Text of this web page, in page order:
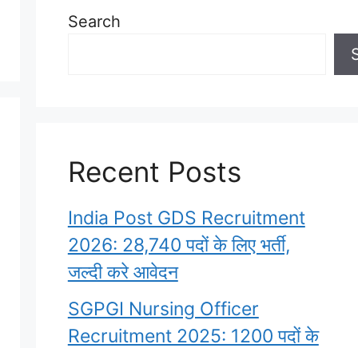
Search
Recent Posts
India Post GDS Recruitment
2026: 28,740 पदों के लिए भर्ती,
जल्दी करे आवेदन
SGPGI Nursing Officer
Recruitment 2025: 1200 पदों के